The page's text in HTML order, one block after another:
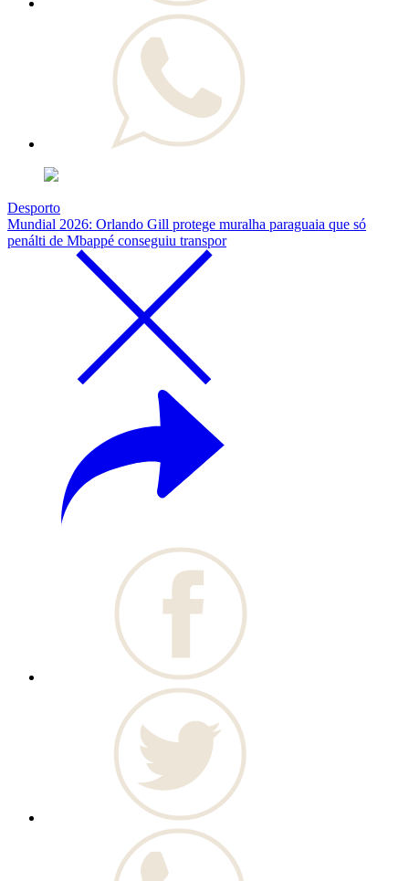
Desporto
Mundial 2026: Orlando Gill protege muralha paraguaia que só
penálti de Mbappé conseguiu transpor